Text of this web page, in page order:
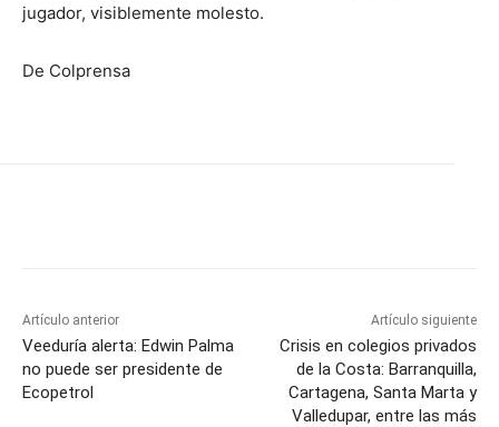
jugador, visiblemente molesto.
De Colprensa
Artículo anterior
Veeduría alerta: Edwin Palma
no puede ser presidente de
Ecopetrol
Artículo siguiente
Crisis en colegios privados
de la Costa: Barranquilla,
Cartagena, Santa Marta y
Valledupar, entre las más